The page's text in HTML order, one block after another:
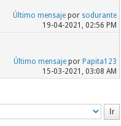
Último mensajepor sodurante
19-04-2021, 02:56 PM
Último mensajepor Papita123
15-03-2021, 03:08 AM